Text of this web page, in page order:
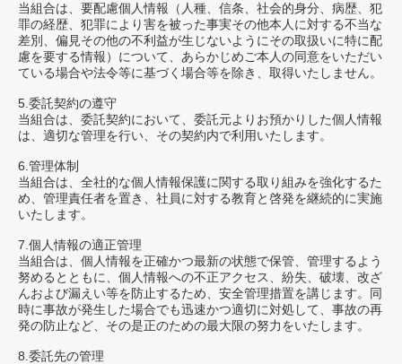
当組合は、要配慮個人情報（人種、信条、社会的身分、病歴、犯
罪の経歴、犯罪により害を被った事実その他本人に対する不当な
差別、偏見その他の不利益が生じないようにその取扱いに特に配
慮を要する情報）について、あらかじめご本人の同意をいただい
ている場合や法令等に基づく場合等を除き、取得いたしません。
5.委託契約の遵守
当組合は、委託契約において、委託元よりお預かりした個人情報
は、適切な管理を行い、その契約内で利用いたします。
6.管理体制
当組合は、全社的な個人情報保護に関する取り組みを強化するた
め、管理責任者を置き、社員に対する教育と啓発を継続的に実施
いたします。
7.個人情報の適正管理
当組合は、個人情報を正確かつ最新の状態で保管、管理するよう
努めるとともに、個人情報への不正アクセス、紛失、破壊、改ざ
んおよび漏えい等を防止するため、安全管理措置を講じます。同
時に事故が発生した場合でも迅速かつ適切に対処して、事故の再
発の防止など、その是正のための最大限の努力をいたします。
8.委託先の管理